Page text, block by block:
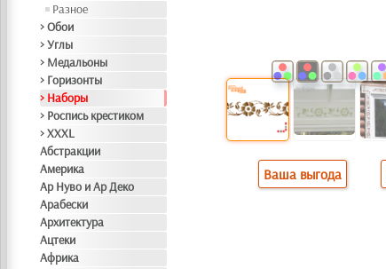
Разное
> Обои
> Углы
> Медальоны
> Горизонты
> Наборы
> Роспись крестиком
> XXXL
Абстракции
Америка
Ар Нуво и Ар Деко
Арабески
Архитектура
Ацтеки
Африка
Ваша выгода